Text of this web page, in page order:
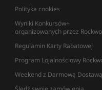
Polityka cookies
Wyniki Konkursów+
organizowanych przez
Regulamin Karty Rabatowej
Program Lojalnościowy
Weekend z Darmową Dostawą